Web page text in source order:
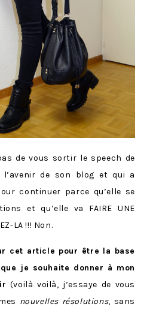
de vous sortir le speech de
de son blog et qui a
continuer parce qu’elle se
et qu’elle va FAIRE UNE
LA !!! Non.
cet article pour être la base
je souhaite donner à mon
(voilà voilà, j’essaye de vous
nouvelles résolutions, sans